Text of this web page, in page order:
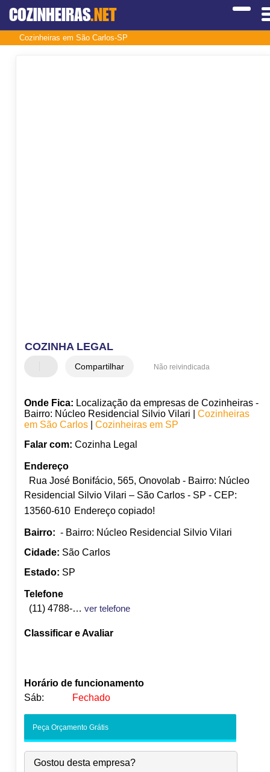
COZINHEIRAS.NET
Cozinheiras em São Carlos-SP
COZINHA LEGAL
Compartilhar Não reivindicada
Onde Fica: Localização da empresas de Cozinheiras -
Bairro: Núcleo Residencial Silvio Vilari | Cozinheiras
em São Carlos| Cozinheiras em SP
Falar com: Cozinha Legal
Endereço
Rua José Bonifácio, 565, Onovolab - Bairro: Núcleo
Residencial Silvio Vilari – São Carlos - SP - CEP:
13560-610 Endereço copiado!
Bairro: - Bairro: Núcleo Residencial Silvio Vilari
Cidade: São Carlos
Estado: SP
Telefone
(11) 4788-9520
ver telefone
Classificar e Avaliar
Horário de funcionamento
Sáb:
Fechado
-
Qua:
09:00-18:00
Qui:
09:00-18:00
Peça Orçamento Grátis
Gostou desta empresa?